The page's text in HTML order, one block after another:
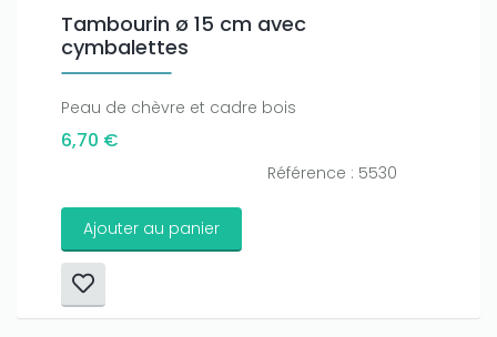
Tambourin ø 15 cm avec
cymbalettes
Peau de chèvre et cadre bois
6,70 €
Référence : 5530
Ajouter au panier